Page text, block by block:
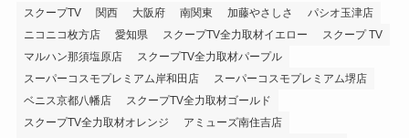
スクープTV 関西 大阪府 南関東 加藤やさしさ
パシオ玉津店
ニコニコ枚方店
愛知県 スクープTV全力取材イエロー
スクープ TV
マルハン那須塩原店
スクープTV全力取材パープル
スーパーコスモプレミアム岸和田店
スーパーコスモプレミアム堺店
ベニス京都八幡店
スクープTV全力取材ゴールド
スクープTV全力取材オレンジ
アミューズ南住吉店